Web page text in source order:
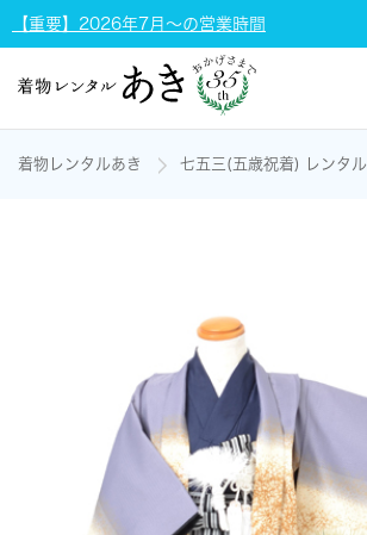
【重要】2026年7月～の営業時間
着物レンタルあき 七五三(五歳祝着) レンタル